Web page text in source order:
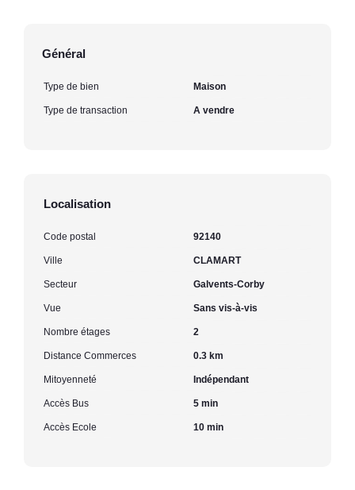
Général
Type de bien Maison
Type de transaction A vendre
Localisation
Code postal 92140
Ville CLAMART
Secteur Galvents-Corby
Vue Sans vis-à-vis
Nombre étages 2
Distance Commerces 0.3 km
Mitoyenneté Indépendant
Accès Bus 5 min
Accès Ecole 10 min